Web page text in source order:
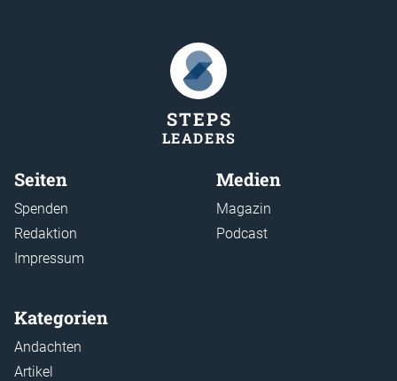
STEPS
LEADERS
Seiten
Spenden
Redaktion
Impressum
Medien
Magazin
Podcast
Kategorien
Andachten
Artikel